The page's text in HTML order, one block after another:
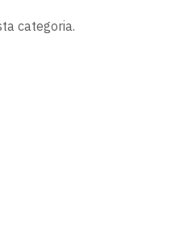
categoria.